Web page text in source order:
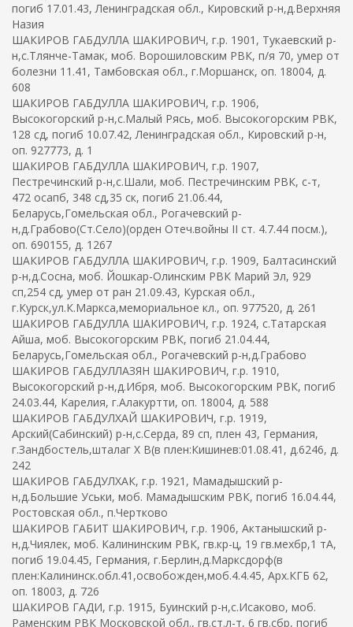
погиб 17.01.43, Ленинградская обл., Кировский р-н,д.Верхняя
Назия
ШАКИРОВ ГАБДУЛЛА ШАКИРОВИЧ, г.р. 1901, Тукаевский р-
н,с.Тлянче-Тамак, моб. Ворошиловским РВК, п/я 70, умер от
болезни 11.41, Тамбовская обл., г.Моршанск, оп. 18004, д.
608
ШАКИРОВ ГАБДУЛЛА ШАКИРОВИЧ, г.р. 1906,
Высокогорский р-н,с.Малый Рясь, моб. Высокогорским РВК,
128 сд, погиб 10.07.42, Ленинградская обл., Кировский р-н,
оп. 927773, д. 1
ШАКИРОВ ГАБДУЛЛА ШАКИРОВИЧ, г.р. 1907,
Пестречинский р-н,с.Шали, моб. Пестречинским РВК, с-т,
472 осапб, 348 сд,35 ск, погиб 21.06.44,
Беларусь,Гомельская обл., Рогачевский р-
н,д.Грабово(Ст.Село)(орден Отеч.войны II ст. 4.7.44 посм.),
оп. 690155, д. 1267
ШАКИРОВ ГАБДУЛЛА ШАКИРОВИЧ, г.р. 1909, Балтасинский
р-н,д.Сосна, моб. Йошкар-Олинским РВК Марий Эл, 929
сп,254 сд, умер от ран 21.09.43, Курская обл.,
г.Курск,ул.К.Маркса,мемориальное кл., оп. 977520, д. 261
ШАКИРОВ ГАБДУЛЛА ШАКИРОВИЧ, г.р. 1924, с.Татарская
Айша, моб. Высокогорским РВК, погиб 21.04.44,
Беларусь,Гомельская обл., Рогачевский р-н,д.Грабово
ШАКИРОВ ГАБДУЛЛАЗЯН ШАКИРОВИЧ, г.р. 1910,
Высокогорский р-н,д.Ибря, моб. Высокогорским РВК, погиб
24.03.44, Карелия, г.Алакуртти, оп. 18004, д. 588
ШАКИРОВ ГАБДУЛХАЙ ШАКИРОВИЧ, г.р. 1919,
Арский(Сабинский) р-н,с.Серда, 89 сп, плен 43, Германия,
г.Зандбостель,шталаг X B(в плен:Кишинев:01.08.41, д.6246, д.
242
ШАКИРОВ ГАБДУЛХАК, г.р. 1921, Мамадышский р-
н,д.Большие Уськи, моб. Мамадышским РВК, погиб 16.04.44,
Ростовская обл., п.Чертково
ШАКИРОВ ГАБИТ ШАКИРОВИЧ, г.р. 1906, Актанышский р-
н,д.Чиялек, моб. Калининским РВК, гв.кр-ц, 19 гв.мехбр,1 тА,
погиб 19.04.45, Германия, г.Берлин,д.Марксдорф(в
плен:Калининск.обл.41,освобожден,моб.4.4.45, Арх.КГБ 62,
оп. 18003, д. 726
ШАКИРОВ ГАДИ, г.р. 1915, Буинский р-н,с.Исаково, моб.
Раменским РВК Московской обл., гв.ст.л-т, 6 гв.сбр, погиб